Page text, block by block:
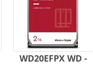
WD20EFPX WD -